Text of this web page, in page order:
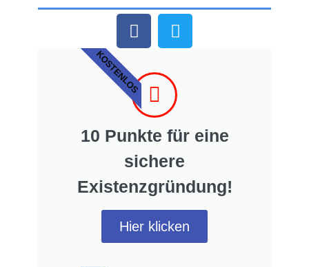
10 Punkte für eine
sichere
Existenzgründung!
Hier klicken
KOSTENLOS